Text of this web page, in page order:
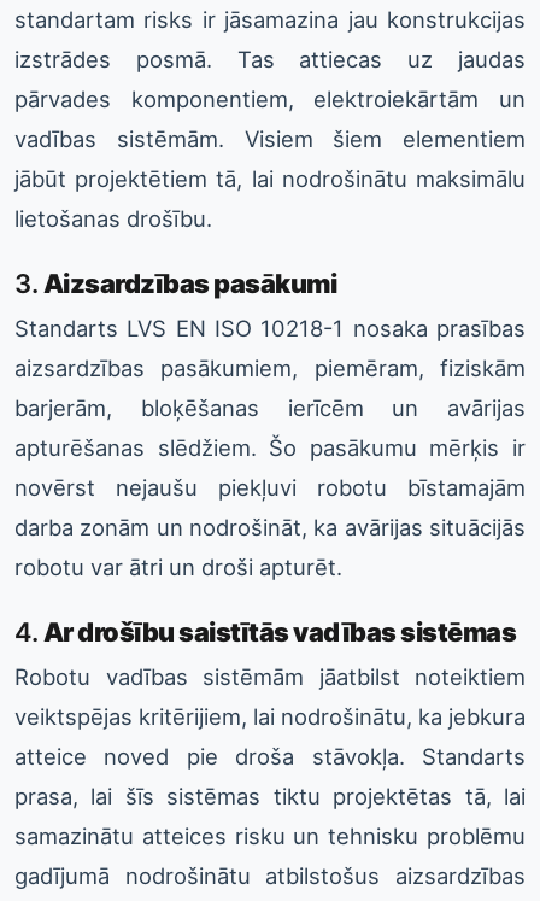
standartam risks ir jāsamazina jau konstrukcijas
izstrādes posmā. Tas attiecas uz jaudas
pārvades komponentiem, elektroiekārtām un
vadības sistēmām. Visiem šiem elementiem
jābūt projektētiem tā, lai nodrošinātu maksimālu
lietošanas drošību.
3. Aizsardzības pasākumi
Standarts LVS EN ISO 10218-1 nosaka prasības
aizsardzības pasākumiem, piemēram, fiziskām
barjerām, bloķēšanas ierīcēm un avārijas
apturēšanas slēdžiem. Šo pasākumu mērķis ir
novērst nejaušu piekļuvi robotu bīstamajām
darba zonām un nodrošināt, ka avārijas situācijās
robotu var ātri un droši apturēt.
4. Ar drošību saistītās vadības sistēmas
Robotu vadības sistēmām jāatbilst noteiktiem
veiktspējas kritērijiem, lai nodrošinātu, ka jebkura
atteice noved pie droša stāvokļa. Standarts
prasa, lai šīs sistēmas tiktu projektētas tā, lai
samazinātu atteices risku un tehnisku problēmu
gadījumā nodrošinātu atbilstošus aizsardzības